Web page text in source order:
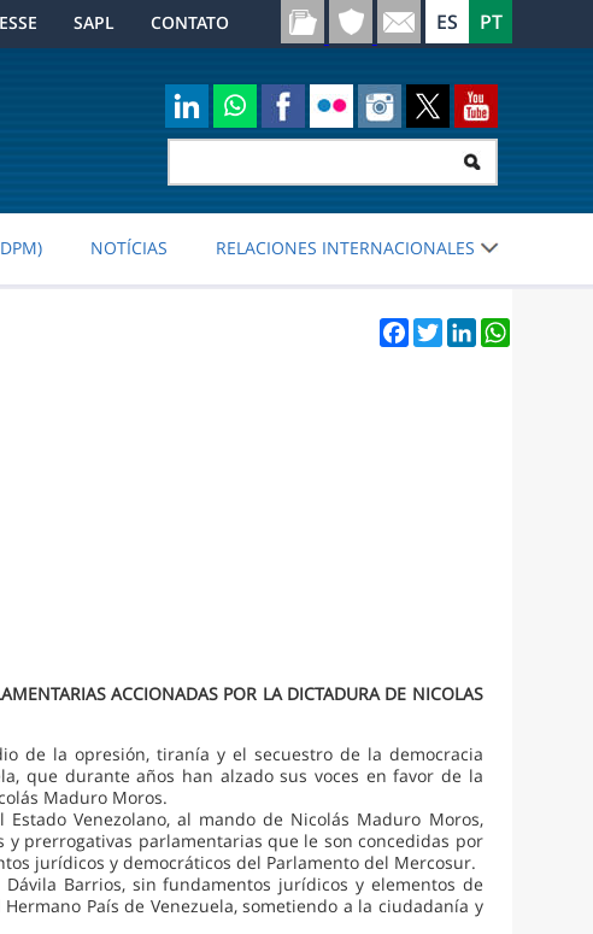
SAPL CONTATO
NOTÍCIAS RELACIONES INTERNACIONALES
Facebook
TwitterLinkedInWhatsApp
ACCIONADAS POR LA DICTADURA DE NICOLAS
de la opresión, tiranía y el secuestro de la democracia
que durante años han alzado sus voces en favor de la
Maduro Moros.
Venezolano, al mando de Nicolás Maduro Moros,
prerrogativas parlamentarias que le son concedidas por
jurídicos y democráticos del Parlamento del Mercosur.
Barrios, sin fundamentos jurídicos y elementos de
País de Venezuela, sometiendo a la ciudadanía y